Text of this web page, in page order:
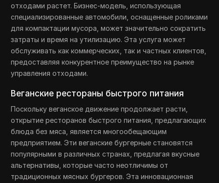
отходами растет. Бизнес-модель, использующая
специализированные автомобили, оснащенные роликами
для компактации мусора, может значительно сократить
затраты и время на утилизацию. Эта услуга может
обслуживать как коммерческих, так и частных клиентов,
предоставляя конкурентное преимущество на рынке
управления отходами.
Веганские рестораны быстрого питания
Поскольку веганское движение продолжает расти,
открытие ресторанов быстрого питания, предлагающих
блюда без мяса, является многообещающим
предприятием. Эти веганские бургерные становятся
популярными в различных странах, предлагая вкусные
альтернативы, которые часто неотличимы от
традиционных мясных бургеров. Эта инновационная